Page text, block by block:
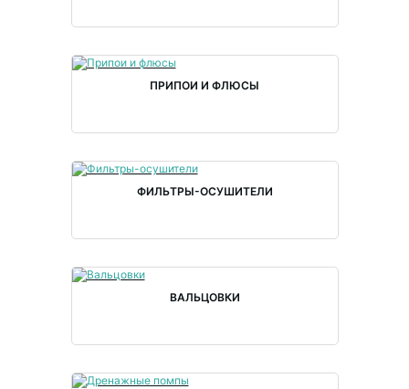
ПРИПОИ И ФЛЮСЫ
ФИЛЬТРЫ-ОСУШИТЕЛИ
ВАЛЬЦОВКИ